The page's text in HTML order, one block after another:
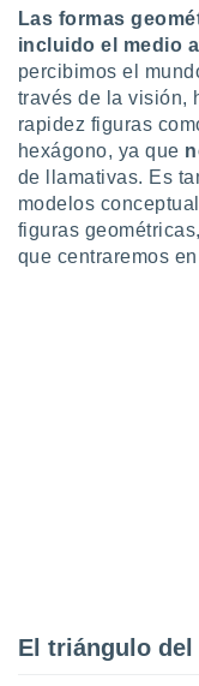
en
más
nuestra
y
de
de que
Las formas
incluido el medio
percibimos el
través de la visión,
rapidez figuras
hexágono, ya que
de llamativas. Es
modelos
figuras
que centraremos
El triángulo